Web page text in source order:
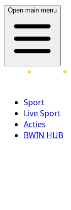
Open main menu
Sport
Live Sport
Acties
BWIN HUB